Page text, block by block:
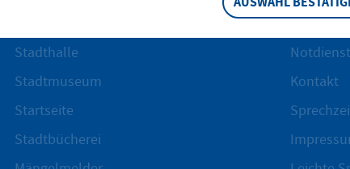
Stadthalle
Stadtmuseum
Startseite
Stadtbücherei
Kontakt